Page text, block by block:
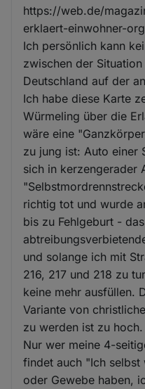
https://web.de/
erklaert-einwohner-
Ich persönlich kann
zwischen der
Deutschland auf der
Ich habe diese Karte
Würmeling über die
wäre eine
zu jung ist: Auto einer
sich in kerzengerader
richtig tot und wurde
bis zu Fehlgeburt -
und solange ich mit
216, 217 und 218 zu
keine mehr ausfüllen.
Variante von
zu werden ist zu hoch.
Nur wer meine 4-
findet auch "Ich
oder Gewebe haben,